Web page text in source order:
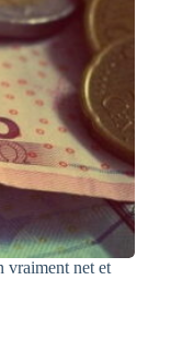
vraiment net et